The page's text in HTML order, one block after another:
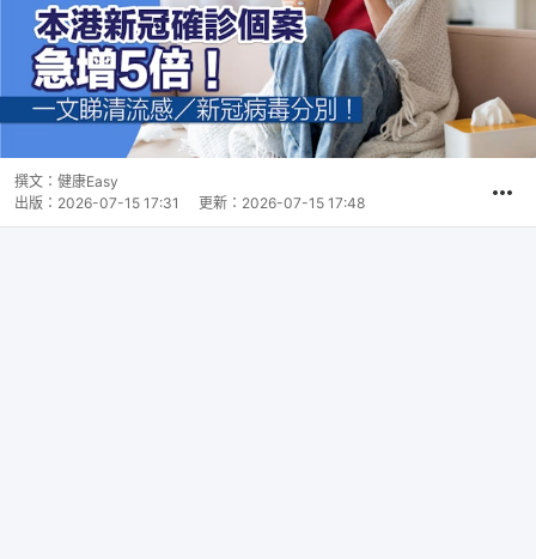
撰文： 健康Easy
出版： 2026-07-15 17:31 更新： 2026-07-15 17:48